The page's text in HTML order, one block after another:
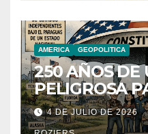
AMERICA GEOPOLITICA
250 AÑOS DE
PELIGROSA
4 DE JULIO DE 2026